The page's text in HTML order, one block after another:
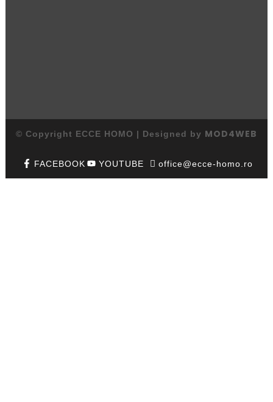
© Copyright ECCE HOMO | Designed by MOD4WEB
FACEBOOK YOUTUBE office@ecce-homo.ro